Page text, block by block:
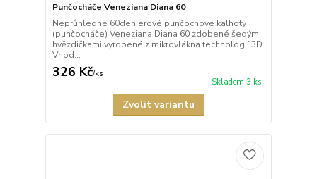
Punčocháče Veneziana Diana 60
Neprůhledné 60denierové punčochové kalhoty
(punčocháče) Veneziana Diana 60 zdobené šedými
hvězdičkami vyrobené z mikrovlákna technologií 3D.
Vhod...
326 Kč/ks
Skladem 3 ks
Zvolit variantu